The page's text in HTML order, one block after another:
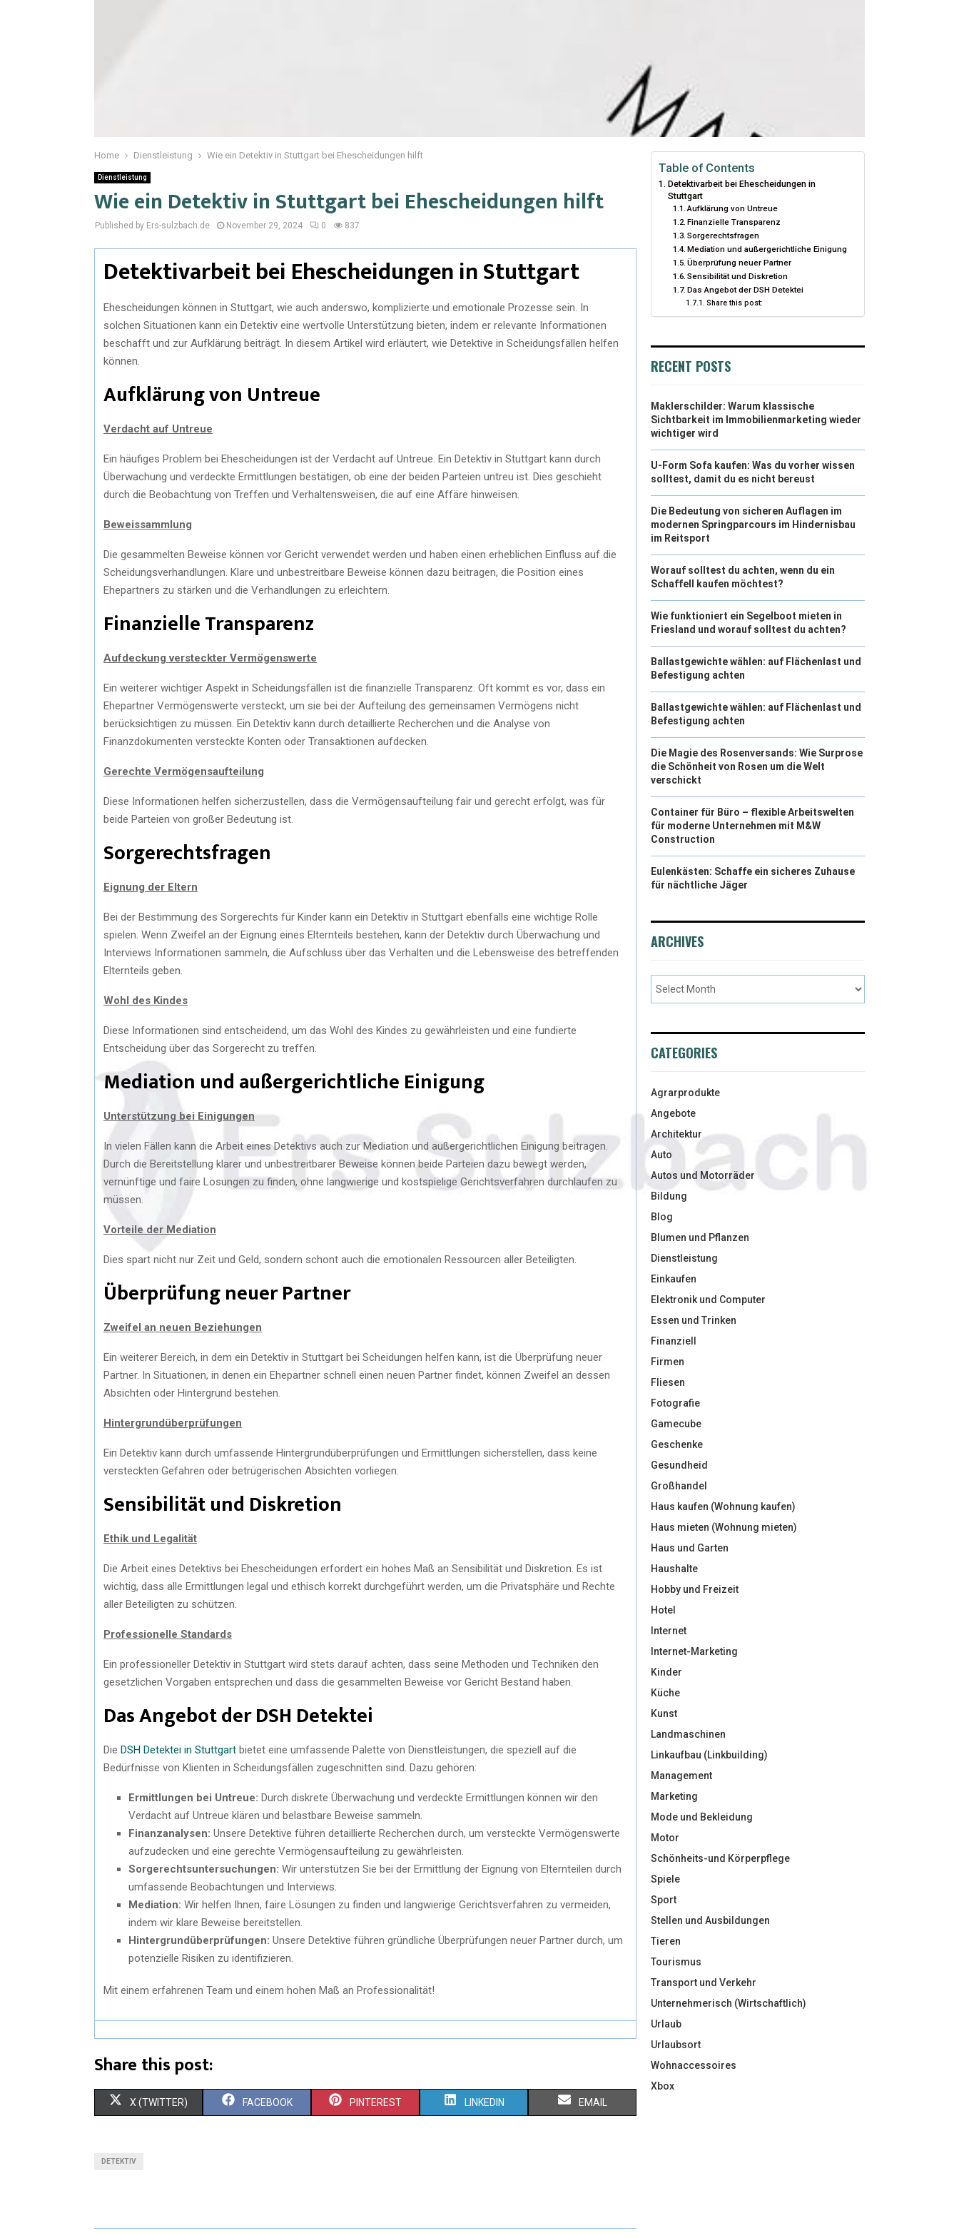
Home Dienstleistung Wie ein Detektiv in Stuttgart bei Ehescheidungen hilft
Dienstleistung
Wie ein Detektiv in Stuttgart bei Ehescheidungen hilft
Published by Ers-sulzbach.de November 29, 2024 0 837
Detektivarbeit bei Ehescheidungen in Stuttgart
Ehescheidungen können in Stuttgart, wie auch anderswo, komplizierte und emotionale Prozesse sein. In
solchen Situationen kann ein Detektiv eine wertvolle Unterstützung bieten, indem er relevante Informationen
beschafft und zur Aufklärung beiträgt. In diesem Artikel wird erläutert, wie Detektive in Scheidungsfällen helfen
können.
Aufklärung von Untreue
Verdacht auf Untreue
Ein häufiges Problem bei Ehescheidungen ist der Verdacht auf Untreue. Ein Detektiv in Stuttgart kann durch
Überwachung und verdeckte Ermittlungen bestätigen, ob eine der beiden Parteien untreu ist. Dies geschieht
durch die Beobachtung von Treffen und Verhaltensweisen, die auf eine Affäre hinweisen.
Beweissammlung
Die gesammelten Beweise können vor Gericht verwendet werden und haben einen erheblichen Einfluss auf die
Scheidungsverhandlungen. Klare und unbestreitbare Beweise können dazu beitragen, die Position eines
Ehepartners zu stärken und die Verhandlungen zu erleichtern.
Finanzielle Transparenz
Aufdeckung versteckter Vermögenswerte
Ein weiterer wichtiger Aspekt in Scheidungsfällen ist die finanzielle Transparenz. Oft kommt es vor, dass ein
Ehepartner Vermögenswerte versteckt, um sie bei der Aufteilung des gemeinsamen Vermögens nicht
berücksichtigen zu müssen. Ein Detektiv kann durch detaillierte Recherchen und die Analyse von
Finanzdokumenten versteckte Konten oder Transaktionen aufdecken.
Gerechte Vermögensaufteilung
Diese Informationen helfen sicherzustellen, dass die Vermögensaufteilung fair und gerecht erfolgt, was für
beide Parteien von großer Bedeutung ist.
Sorgerechtsfragen
Eignung der Eltern
Bei der Bestimmung des Sorgerechts für Kinder kann ein Detektiv in Stuttgart ebenfalls eine wichtige Rolle
spielen. Wenn Zweifel an der Eignung eines Elternteils bestehen, kann der Detektiv durch Überwachung und
Interviews Informationen sammeln, die Aufschluss über das Verhalten und die Lebensweise des betreffenden
Elternteils geben.
Wohl des Kindes
Diese Informationen sind entscheidend, um das Wohl des Kindes zu gewährleisten und eine fundierte
Entscheidung über das Sorgerecht zu treffen.
Mediation und außergerichtliche Einigung
Unterstützung bei Einigungen
In vielen Fällen kann die Arbeit eines Detektivs auch zur Mediation und außergerichtlichen Einigung beitragen.
Durch die Bereitstellung klarer und unbestreitbarer Beweise können beide Parteien dazu bewegt werden,
vernünftige und faire Lösungen zu finden, ohne langwierige und kostspielige Gerichtsverfahren durchlaufen zu
müssen.
Vorteile der Mediation
Dies spart nicht nur Zeit und Geld, sondern schont auch die emotionalen Ressourcen aller Beteiligten.
Überprüfung neuer Partner
Zweifel an neuen Beziehungen
Ein weiterer Bereich, in dem ein Detektiv in Stuttgart bei Scheidungen helfen kann, ist die Überprüfung neuer
Partner. In Situationen, in denen ein Ehepartner schnell einen neuen Partner findet, können Zweifel an dessen
Absichten oder Hintergrund bestehen.
Hintergrundüberprüfungen
Ein Detektiv kann durch umfassende Hintergrundüberprüfungen und Ermittlungen sicherstellen, dass keine
versteckten Gefahren oder betrügerischen Absichten vorliegen.
Sensibilität und Diskretion
Ethik und Legalität
Die Arbeit eines Detektivs bei Ehescheidungen erfordert ein hohes Maß an Sensibilität und Diskretion. Es ist
wichtig, dass alle Ermittlungen legal und ethisch korrekt durchgeführt werden, um die Privatsphäre und Rechte
aller Beteiligten zu schützen.
Professionelle Standards
Ein professioneller Detektiv in Stuttgart wird stets darauf achten, dass seine Methoden und Techniken den
gesetzlichen Vorgaben entsprechen und dass die gesammelten Beweise vor Gericht Bestand haben.
Das Angebot der DSH Detektei
Die DSH Detektei in Stuttgart bietet eine umfassende Palette von Dienstleistungen, die speziell auf die
Bedürfnisse von Klienten in Scheidungsfällen zugeschnitten sind. Dazu gehören:
Ermittlungen bei Untreue: Durch diskrete Überwachung und verdeckte Ermittlungen können wir den
Verdacht auf Untreue klären und belastbare Beweise sammeln.
Finanzanalysen: Unsere Detektive führen detaillierte Recherchen durch, um versteckte Vermögenswerte
aufzudecken und eine gerechte Vermögensaufteilung zu gewährleisten.
Sorgerechtsuntersuchungen: Wir unterstützen Sie bei der Ermittlung der Eignung von Elternteilen durch
umfassende Beobachtungen und Interviews.
Mediation: Wir helfen Ihnen, faire Lösungen zu finden und langwierige Gerichtsverfahren zu vermeiden,
indem wir klare Beweise bereitstellen.
Hintergrundüberprüfungen: Unsere Detektive führen gründliche Überprüfungen neuer Partner durch, um
potenzielle Risiken zu identifizieren.
Mit einem erfahrenen Team und einem hohen Maß an Professionalität!
Share this post:
X (TWITTER) FACEBOOK PINTEREST LINKEDIN EMAIL
DETEKTIV
Table of Contents
Detektivarbeit bei Ehescheidungen in
Stuttgart
Aufklärung von Untreue
Finanzielle Transparenz
Sorgerechtsfragen
Mediation und außergerichtliche Einigung
Überprüfung neuer Partner
Sensibilität und Diskretion
Das Angebot der DSH Detektei
Share this post:
RECENT POSTS
Maklerschilder: Warum klassische
Sichtbarkeit im Immobilienmarketing wieder
wichtiger wird
U-Form Sofa kaufen: Was du vorher wissen
solltest, damit du es nicht bereust
Die Bedeutung von sicheren Auflagen im
modernen Springparcours im Hindernisbau
im Reitsport
Worauf solltest du achten, wenn du ein
Schaffell kaufen möchtest?
Wie funktioniert ein Segelboot mieten in
Friesland und worauf solltest du achten?
Ballastgewichte wählen: auf Flächenlast und
Befestigung achten
Ballastgewichte wählen: auf Flächenlast und
Befestigung achten
Die Magie des Rosenversands: Wie Surprose
die Schönheit von Rosen um die Welt
verschickt
Container für Büro – flexible Arbeitswelten
für moderne Unternehmen mit M&W
Construction
Eulenkästen: Schaffe ein sicheres Zuhause
für nächtliche Jäger
ARCHIVES
CATEGORIES
Agrarprodukte
Angebote
Architektur
Auto
Autos und Motorräder
Bildung
Blog
Blumen und Pflanzen
Dienstleistung
Einkaufen
Elektronik und Computer
Essen und Trinken
Finanziell
Firmen
Fliesen
Fotografie
Gamecube
Geschenke
Gesundheid
Großhandel
Haus kaufen (Wohnung kaufen)
Haus mieten (Wohnung mieten)
Haus und Garten
Haushalte
Hobby und Freizeit
Hotel
Internet
Internet-Marketing
Kinder
Küche
Kunst
Landmaschinen
Linkaufbau (Linkbuilding)
Management
Marketing
Mode und Bekleidung
Motor
Schönheits-und Körperpflege
Spiele
Sport
Stellen und Ausbildungen
Tieren
Tourismus
Transport und Verkehr
Unternehmerisch (Wirtschaftlich)
Urlaub
Urlaubsort
Wohnaccessoires
Xbox